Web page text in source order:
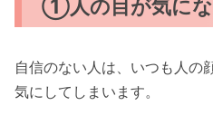
①人の目が気に
自信のない人は、いつも人の
気にしてしまいます。